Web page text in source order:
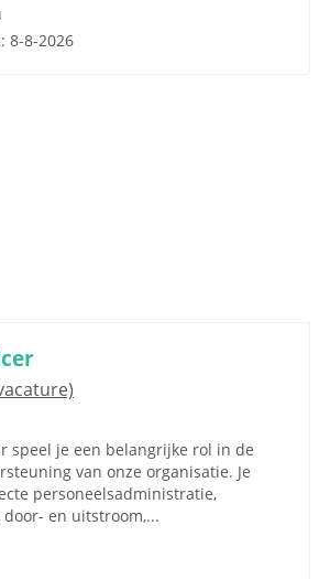
8-8-2026
speel je een belangrijke rol in de
van onze organisatie. Je
personeelsadministratie,
en uitstroom,...